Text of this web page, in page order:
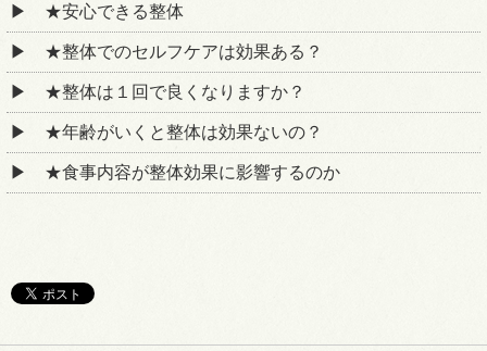
★安心できる整体
★整体でのセルフケアは効果ある？
★整体は１回で良くなりますか？
★年齢がいくと整体は効果ないの？
★食事内容が整体効果に影響するのか